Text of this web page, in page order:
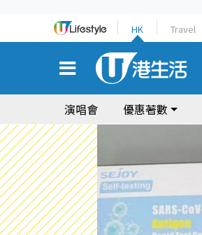
HK Travel
演唱會 優惠著數